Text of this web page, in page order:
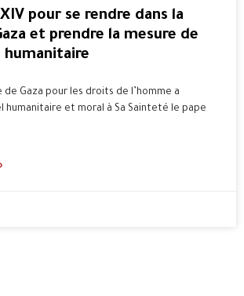
pour se rendre dans la
et prendre la mesure de
de Gaza pour les droits de l’homme a
humanitaire et moral à Sa Sainteté le pape